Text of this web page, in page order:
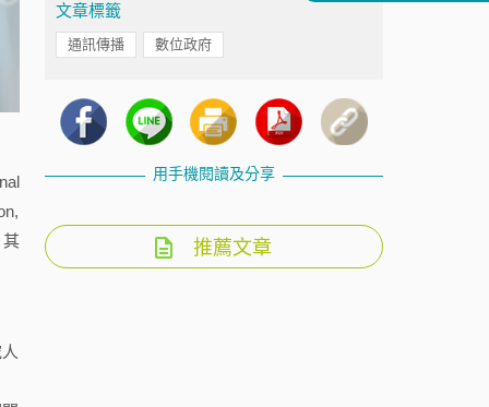
文章標籤
通訊傳播 數位政府
用手機閱讀及分享
推薦文章